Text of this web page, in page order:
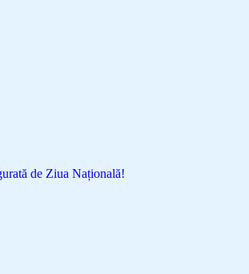
de Ziua Națională!